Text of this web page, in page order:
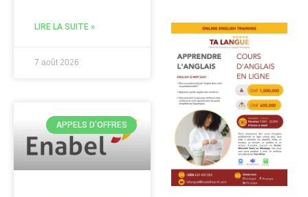
LIRE LA SUITE »
7 août 2026
APPELS D'OFFRES